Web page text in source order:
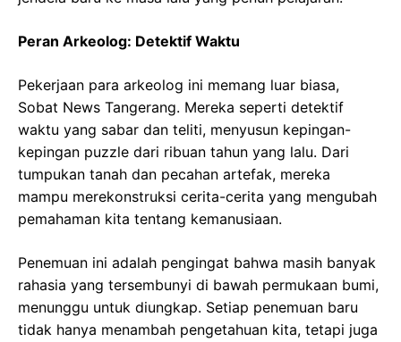
Peran Arkeolog: Detektif Waktu
Pekerjaan para arkeolog ini memang luar biasa,
Sobat News Tangerang. Mereka seperti detektif
waktu yang sabar dan teliti, menyusun kepingan-
kepingan puzzle dari ribuan tahun yang lalu. Dari
tumpukan tanah dan pecahan artefak, mereka
mampu merekonstruksi cerita-cerita yang mengubah
pemahaman kita tentang kemanusiaan.
Penemuan ini adalah pengingat bahwa masih banyak
rahasia yang tersembunyi di bawah permukaan bumi,
menunggu untuk diungkap. Setiap penemuan baru
tidak hanya menambah pengetahuan kita, tetapi juga